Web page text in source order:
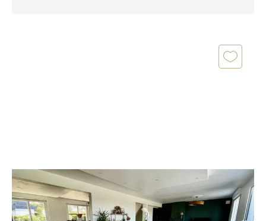
PLOEREN 56
157,43 m2, 7 pièces
Ref : 3422